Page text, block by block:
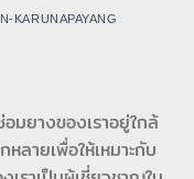
KARUNAPAYANG
มยางของเราอยู่ใกล้
หลายเพื่อให้เหมาะกับ